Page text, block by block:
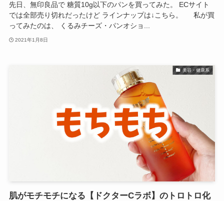
先日、無印良品で 糖質10g以下のパンを買ってみた。 ECサイト
では全部売り切れだったけど ラインナップは↓こちら。 私が買
ってみたのは、 くるみチーズ・パンオショ...
2021年1月8日
美容・健康系
肌がモチモチになる【ドクターCラボ】のトロトロ化